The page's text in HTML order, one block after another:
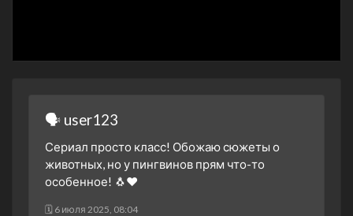
🗣 user123
Сериал просто класс! Обожаю сюжеты о
животных, но у пингвинов прям что-то
особенное! 🐧❤
🗓 6 июля 2025, 08:04